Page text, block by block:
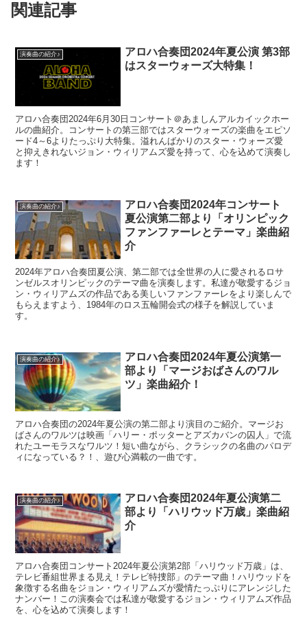
関連記事
演奏曲の紹介♪
アロハ合奏団2024年夏公演 第3部
はスターウォーズ大特集！
アロハ合奏団2024年6月30日コンサート＠あましんアルカイックホー
ルの曲紹介。コンサートの第三部ではスターウォーズの楽曲をエピソ
ード4～6よりたっぷり大特集。溢れんばかりのスター・ウォーズ愛
と抑えきれないジョン・ウィリアムズ愛を持って、心を込めて演奏し
ます！
演奏曲の紹介♪
アロハ合奏団2024年コンサート
夏公演第二部より「オリンピック
ファンファーレとテーマ」楽曲紹
介
2024年アロハ合奏団夏公演、第二部では全世界の人に愛されるロサ
ンゼルスオリンピックのテーマ曲を演奏します。私達が敬愛するジョ
ン・ウィリアムズの作品である美しいファンファーレをより楽しんで
もらえますよう、1984年のロス五輪開会式の様子を解説していま
す。
演奏曲の紹介♪
アロハ合奏団2024年夏公演第一
部より「マージおばさんのワル
ツ」楽曲紹介！
アロハ合奏団の2024年夏公演の第二部より演目のご紹介。マージお
ばさんのワルツは映画「ハリー・ポッターとアズカバンの囚人」で流
れたユーモラスなワルツ！短い曲ながら、クラシックの名曲のパロデ
ィになっている？！、遊び心満載の一曲です。
演奏曲の紹介♪
アロハ合奏団2024年夏公演第二
部より「ハリウッド万歳」楽曲紹
介
アロハ合奏団コンサート2024年夏公演第2部「ハリウッド万歳」は、
テレビ番組世界まる見え！テレビ特捜部」のテーマ曲！ハリウッドを
象徴する名曲をジョン・ウィリアムズが愛情たっぷりにアレンジした
ナンバー！この演奏会では私達が敬愛するジョン・ウィリアムズ作品
を、心を込めて演奏します！